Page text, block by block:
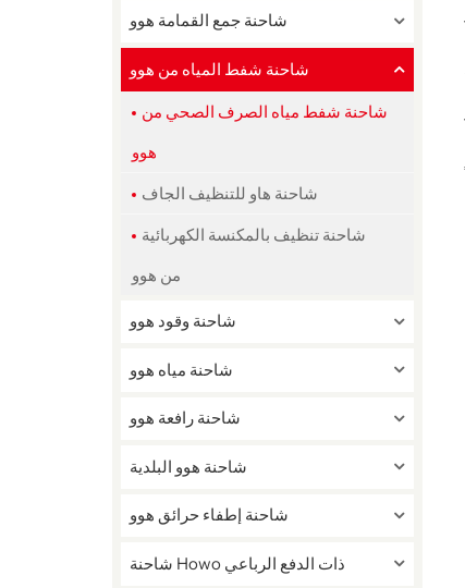
شاحنة جمع القمامة هوو
شاحنة شفط المياه من هوو
شاحنة شفط مياه الصرف الصحي من
هوو
شاحنة هاو للتنظيف الجاف
شاحنة تنظيف بالمكنسة الكهربائية
من هوو
شاحنة وقود هوو
شاحنة مياه هوو
شاحنة رافعة هوو
شاحنة هوو البلدية
شاحنة إطفاء حرائق هوو
شاحنة Howo ذات الدفع الرباعي